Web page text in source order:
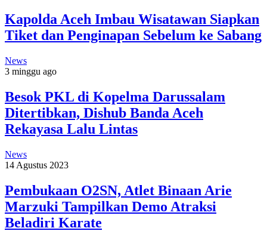
Kapolda Aceh Imbau Wisatawan Siapkan
Tiket dan Penginapan Sebelum ke Sabang
News
3 minggu ago
Besok PKL di Kopelma Darussalam
Ditertibkan, Dishub Banda Aceh
Rekayasa Lalu Lintas
News
14 Agustus 2023
Pembukaan O2SN, Atlet Binaan Arie
Marzuki Tampilkan Demo Atraksi
Beladiri Karate